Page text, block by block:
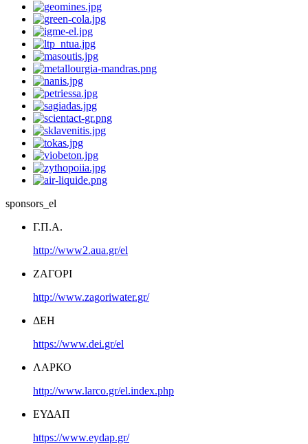
sponsors_el
Γ.Π.Α.
http://www2.aua.gr/el
ΖΑΓΟΡΙ
http://www.zagoriwater.gr/
ΔΕΗ
https://www.dei.gr/el
ΛΑΡΚΟ
http://www.larco.gr/el.index.php
ΕΥΔΑΠ
https://www.eydap.gr/